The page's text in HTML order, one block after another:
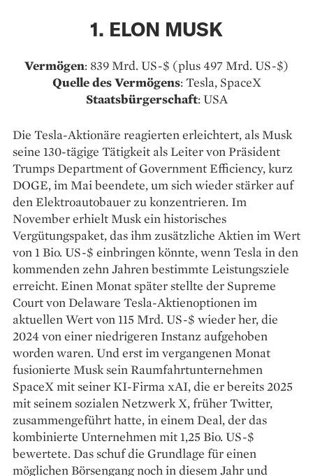
1. ELON MUSK
Vermögen: 839 Mrd. US-$ (plus 497 Mrd. US-$)
Quelle des Vermögens: Tesla, SpaceX
Staatsbürgerschaft: USA
Die Tesla-Aktionäre reagierten erleichtert, als Musk
seine 130-tägige Tätigkeit als Leiter von Präsident
Trumps Department of Government Efficiency, kurz
DOGE, im Mai beendete, um sich wieder stärker auf
den Elektroautobauer zu konzentrieren. Im
November erhielt Musk ein historisches
Vergütungspaket, das ihm zusätzliche Aktien im Wert
von 1 Bio. US-$ einbringen könnte, wenn Tesla in den
kommenden zehn Jahren bestimmte Leistungsziele
erreicht. Einen Monat später stellte der Supreme
Court von Delaware Tesla-Aktienoptionen im
aktuellen Wert von 115 Mrd. US-$ wieder her, die
2024 von einer niedrigeren Instanz aufgehoben
worden waren. Und erst im vergangenen Monat
fusionierte Musk sein Raumfahrtunternehmen
SpaceX mit seiner KI-Firma xAI, die er bereits 2025
mit seinem sozialen Netzwerk X, früher Twitter,
zusammengeführt hatte, in einem Deal, der das
kombinierte Unternehmen mit 1,25 Bio. US-$
bewertete. Das schuf die Grundlage für einen
möglichen Börsengang noch in diesem Jahr und